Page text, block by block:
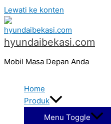
Lewati ke konten
hyundaibekasi.com
Mobil Masa Depan Anda
Home
Produk
Menu Toggle